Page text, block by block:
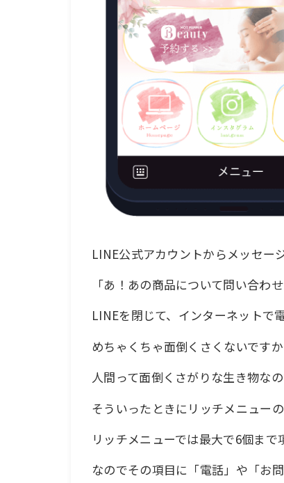
LINE公式アカウントからメッセー
「あ！あの商品について問い合わ
LINEを閉じて、インターネットで
めちゃくちゃ面倒くさくないですか
人間って面倒くさがりな生き物な
そういったときにリッチメニュー
リッチメニューでは最大で6個まで
なのでその項目に「電話」や「お